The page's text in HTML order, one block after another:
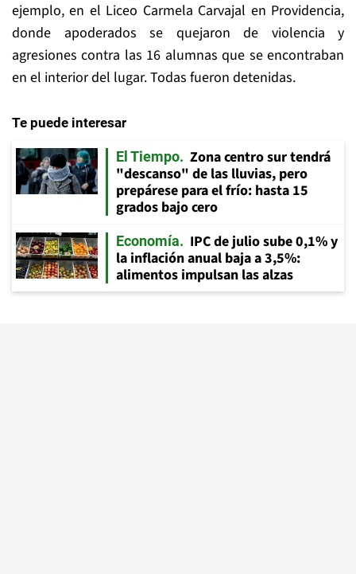
ejemplo, en el Liceo Carmela Carvajal en Providencia,
donde apoderados se quejaron de violencia y
agresiones contra las 16 alumnas que se encontraban
en el interior del lugar. Todas fueron detenidas.
Te puede interesar
El Tiempo
Zona centro sur tendrá
"descanso" de las lluvias, pero
prepárese para el frío: hasta 15
grados bajo cero
Economía
IPC de julio sube 0,1% y
la inflación anual baja a 3,5%:
alimentos impulsan las alzas